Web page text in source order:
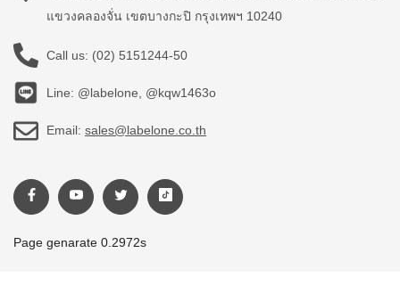
แขวงคลองจั่น เขตบางกะปิ กรุงเทพฯ 10240
Call us: (02) 5151244-50
Line: @labelone, @kqw1463o
Email: sales@labelone.co.th
Page genarate 0.2972s